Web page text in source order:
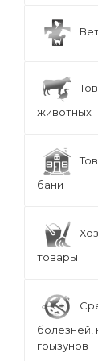
животных
бани
товары
болезней,
грызунов